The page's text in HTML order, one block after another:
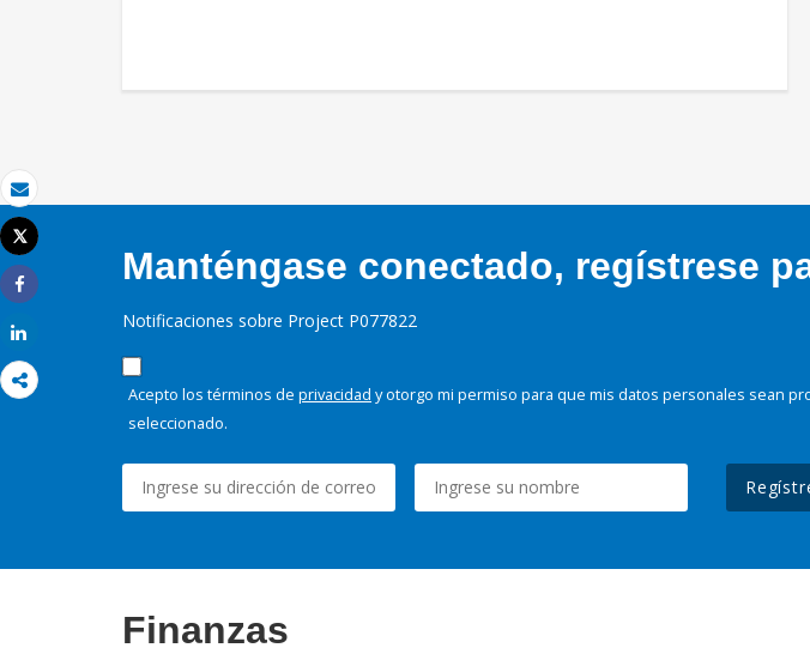
Correo electrónico
Imprimir
Tweet
Share
Manténgase conectado, regístrese
Notificaciones sobre Project P077822
Acepto los términos de privacidad y otorgo mi permiso para que mis datos personales sean
seleccionado.
Finanzas